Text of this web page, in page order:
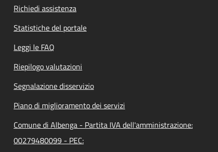
Richiedi assistenza
Statistiche del portale
Leggi le FAQ
Riepilogo valutazioni
Segnalazione disservizio
Piano di miglioramento dei servizi
Comune di Albenga - Partita IVA dell'amministrazione:
00279480099 - PEC: